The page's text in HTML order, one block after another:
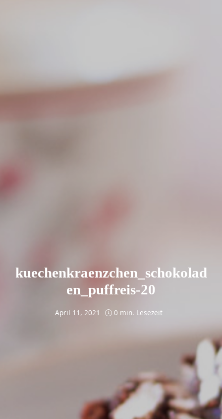
kuechenkraenzchen_schokolad
en_puffreis-20
April 11, 2021 0 min. Lesezeit